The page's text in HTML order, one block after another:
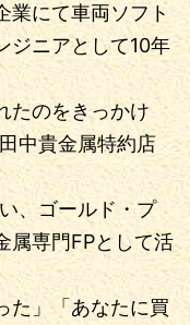
業にて車両ソフト
ジニアとして10年
たのをきっかけ
中貴金属特約店
、ゴールド・プ
属専門FPとして活
た」「あなたに買